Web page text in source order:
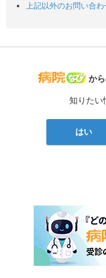
上記以外のお問い合わ
病院
か
知りたい
はい